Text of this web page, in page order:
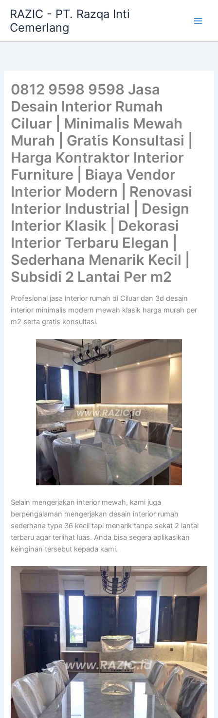
content
RAZIC - PT. Razqa Inti
Cemerlang
0812 9598 9598 Jasa
Desain Interior Rumah
Ciluar | Minimalis Mewah
Murah | Gratis Konsultasi |
Harga Kontraktor Interior
Furniture | Biaya Vendor
Interior Modern | Renovasi
Interior Industrial | Design
Interior Klasik | Dekorasi
Interior Terbaru Elegan |
Sederhana Menarik Kecil |
Subsidi 2 Lantai Per m2
Profesional jasa interior rumah di Ciluar dan 3d desain
interior minimalis modern mewah klasik harga murah per
m2 serta gratis konsultasi.
Selain mengerjakan interior mewah, kami juga
berpengalaman mengerjakan desain interior rumah
sederhana type 36 kecil tapi menarik tanpa sekat 2 lantai
terbaru agar terlihat luas. Anda bisa segera aplikasikan
keinginan tersebut kepada kami.